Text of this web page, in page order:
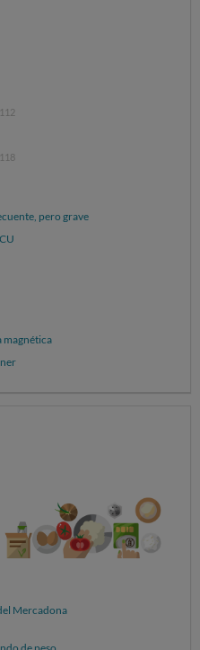
pero grave
magnética
Mercadona